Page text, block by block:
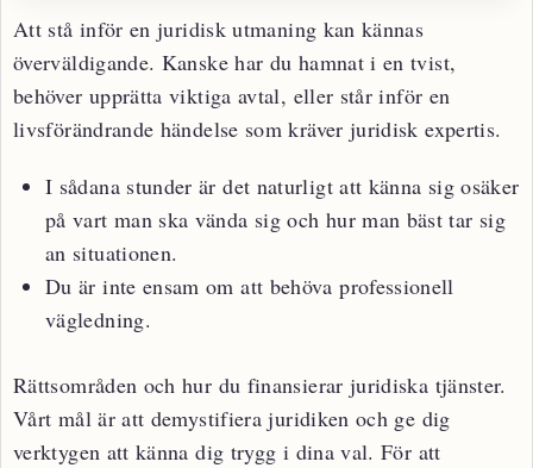
Att stå inför en juridisk utmaning kan kännas
överväldigande. Kanske har du hamnat i en tvist,
behöver upprätta viktiga avtal, eller står inför en
livsförändrande händelse som kräver juridisk expertis.
I sådana stunder är det naturligt att känna sig osäker
på vart man ska vända sig och hur man bäst tar sig
an situationen.
Du är inte ensam om att behöva professionell
vägledning.
Rättsområden och hur du finansierar juridiska tjänster.
Vårt mål är att demystifiera juridiken och ge dig
verktygen att känna dig trygg i dina val. För att